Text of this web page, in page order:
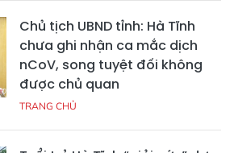
Chủ tịch UBND tỉnh: Hà Tĩnh
chưa ghi nhận ca mắc dịch
nCoV, song tuyệt đối không
được chủ quan
TRANG CHỦ